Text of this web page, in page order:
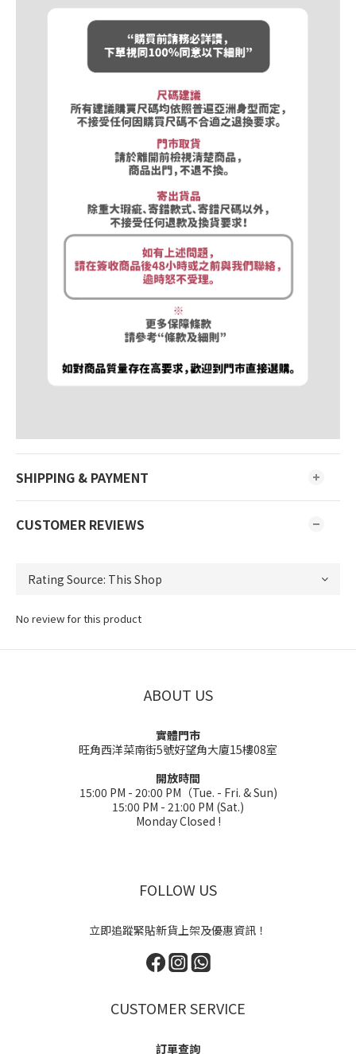
SHIPPING & PAYMENT
CUSTOMER REVIEWS
No review for this product
ABOUT US
實體門市
旺角西洋菜南街5號好望角大廈15樓08室
開放時間
15:00 PM - 20:00 PM（Tue. - Fri. & Sun)
15:00 PM - 21:00 PM (Sat.)
Monday Closed !
FOLLOW US
立即追蹤緊貼新貨上架及優惠資訊！
CUSTOMER SERVICE
訂單查詢